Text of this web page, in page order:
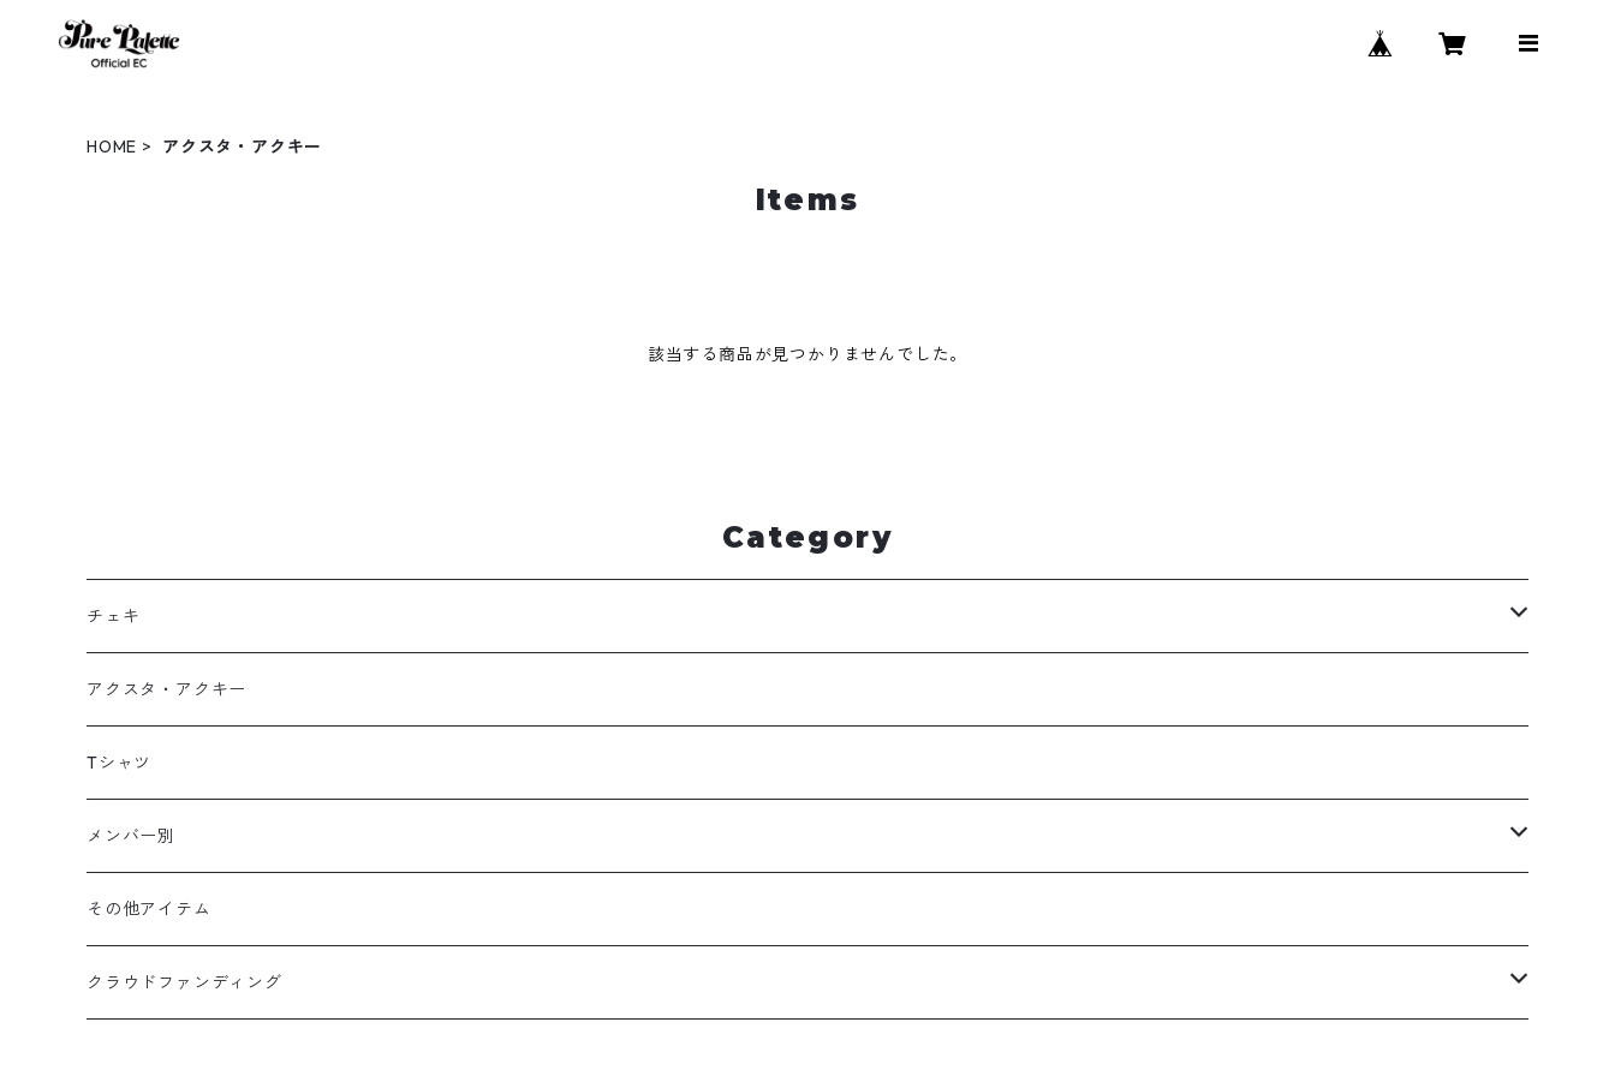
HOME アクスタ・アクキー
Items
該当する商品が見つかりませんでした。
Category
チェキ
DECOチェキ
代行チェキ
アクスタ・アクキー
Tシャツ
メンバー別
涼風ゆの
東雲かのん
その他アイテム
クラウドファンディング